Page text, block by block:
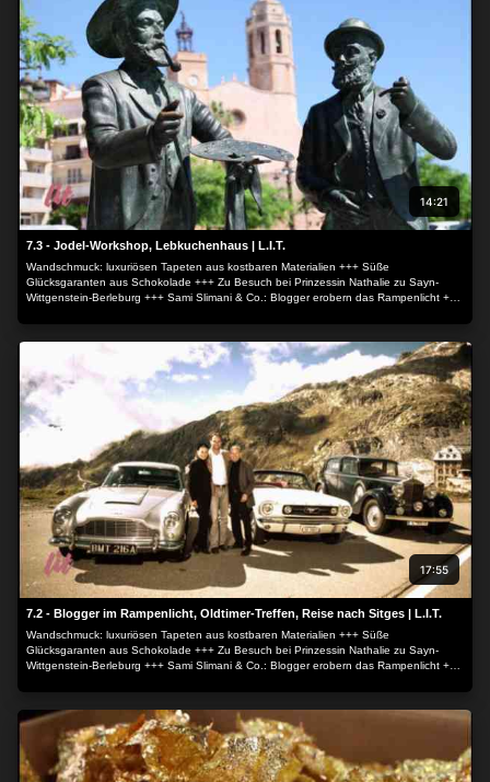
14:21
7.3 - Jodel-Workshop, Lebkuchenhaus | L.I.T.
Wandschmuck: luxuriösen Tapeten aus kostbaren Materialien +++ Süße
Glücksgaranten aus Schokolade +++ Zu Besuch bei Prinzessin Nathalie zu Sayn-
Wittgenstein-Berleburg +++ Sami Slimani & Co.: Blogger erobern das Rampenlicht +++
der spanischen Mittelmeerküste +++ Jodel-Workshop als Glücklichmacher +++ Zum
Verkauf: Das "Lebkuchen"-Haus in Brooklyn.
17:55
7.2 - Blogger im Rampenlicht, Oldtimer-Treffen, Reise nach Sitges | L.I.T.
Wandschmuck: luxuriösen Tapeten aus kostbaren Materialien +++ Süße
Glücksgaranten aus Schokolade +++ Zu Besuch bei Prinzessin Nathalie zu Sayn-
Wittgenstein-Berleburg +++ Sami Slimani & Co.: Blogger erobern das Rampenlicht +++
der spanischen Mittelmeerküste +++ Jodel-Workshop als Glücklichmacher +++ Zum
Verkauf: Das "Lebkuchen"-Haus in Brooklyn.